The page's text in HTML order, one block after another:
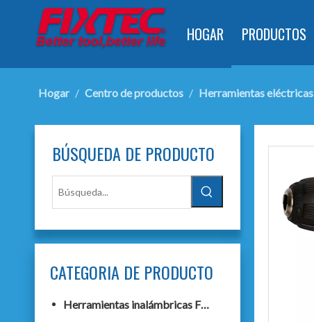
HOGAR PRODUCTOS
Hogar / Centro de productos / Herramientas eléctricas
BÚSQUEDA DE PRODUCTO
CATEGORIA DE PRODUCTO
Herramientas inalámbricas F20+